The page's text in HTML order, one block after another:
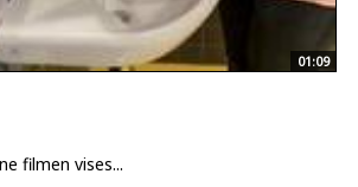
01:09
filmen vises...